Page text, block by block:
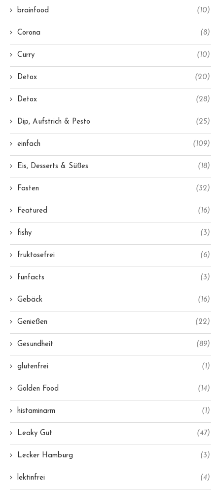
brainfood (10)
Corona (8)
Curry (10)
Detox (20)
Detox (28)
Dip, Aufstrich & Pesto (25)
einfach (109)
Eis, Desserts & Süßes (18)
Fasten (32)
Featured (16)
fishy (3)
fruktosefrei (6)
funfacts (3)
Gebäck (16)
Genießen (22)
Gesundheit (89)
glutenfrei (1)
Golden Food (14)
histaminarm (1)
Leaky Gut (47)
Lecker Hamburg (3)
lektinfrei (4)